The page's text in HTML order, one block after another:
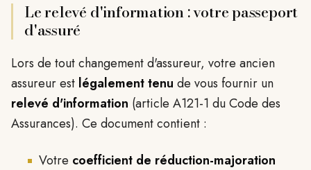
Le relevé d'information : votre passeport
d'assuré
Lors de tout changement d'assureur, votre ancien
assureur est légalement tenu de vous fournir un
relevé d'information (article A121-1 du Code des
Assurances). Ce document contient :
Votre coefficient de réduction-majoration